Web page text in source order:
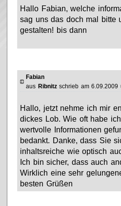
Hallo Fabian, welche
sag uns das doch mal bitte
gestalten! bis dann
Fabian
aus Ribnitzschrieb am 6.09.2009
Hallo, jetzt nehme ich mir
dickes Lob. Wie oft habe
wertvolle Informationen
bedankt. Danke, dass Sie
inhaltsreiche wie optisch
Ich bin sicher, dass auch
Wirklich eine sehr
besten Grüßen